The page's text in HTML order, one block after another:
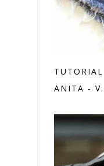
ANITA -